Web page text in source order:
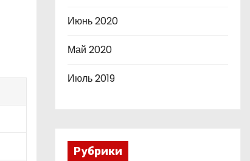
Июнь 2020
Май 2020
Июль 2019
Рубрики